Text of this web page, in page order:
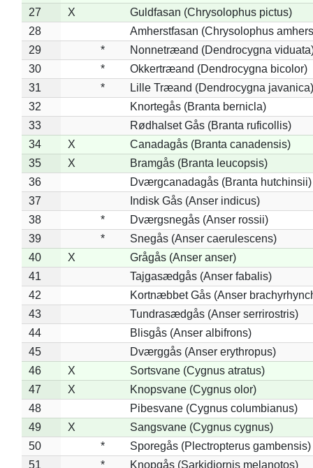
27
X
Guldfasan (Chrysolophus pictus)
28
Amherstfasan (Chrysolophus
29
*
Nonnetræand (Dendrocygna
30
*
Okkertræand (Dendrocygna bicolor)
31
*
Lille Træand (Dendrocygna javanica)
32
Knortegås (Branta bernicla)
33
Rødhalset Gås (Branta ruficollis)
34
X
Canadagås (Branta canadensis)
35
X
Bramgås (Branta leucopsis)
36
Dværgcanadagås (Branta hutchinsii)
37
Indisk Gås (Anser indicus)
38
*
Dværgsnegås (Anser rossii)
39
*
Snegås (Anser caerulescens)
40
X
Grågås (Anser anser)
41
Tajgasædgås (Anser fabalis)
42
Kortnæbbet Gås (Anser
43
Tundrasædgås (Anser serrirostris)
44
Blisgås (Anser albifrons)
45
Dværggås (Anser erythropus)
46
X
Sortsvane (Cygnus atratus)
47
X
Knopsvane (Cygnus olor)
48
Pibesvane (Cygnus columbianus)
49
X
Sangsvane (Cygnus cygnus)
50
*
Sporegås (Plectropterus gambensis)
51
*
Knopgås (Sarkidiornis melanotos)